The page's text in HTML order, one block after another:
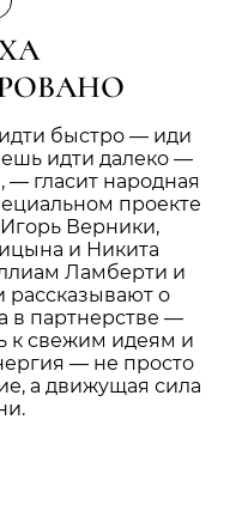
быстро — иди
идти далеко —
— гласит народная
проекте
Верники,
и Никита
Ламберти и
о
в партнерстве —
к свежим идеям и
— не просто
а движущая сила